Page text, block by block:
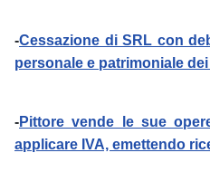
-Cessazione di SRL con
personale e patrimoniale
-Pittore vende le sue
applicare IVA, emettendo